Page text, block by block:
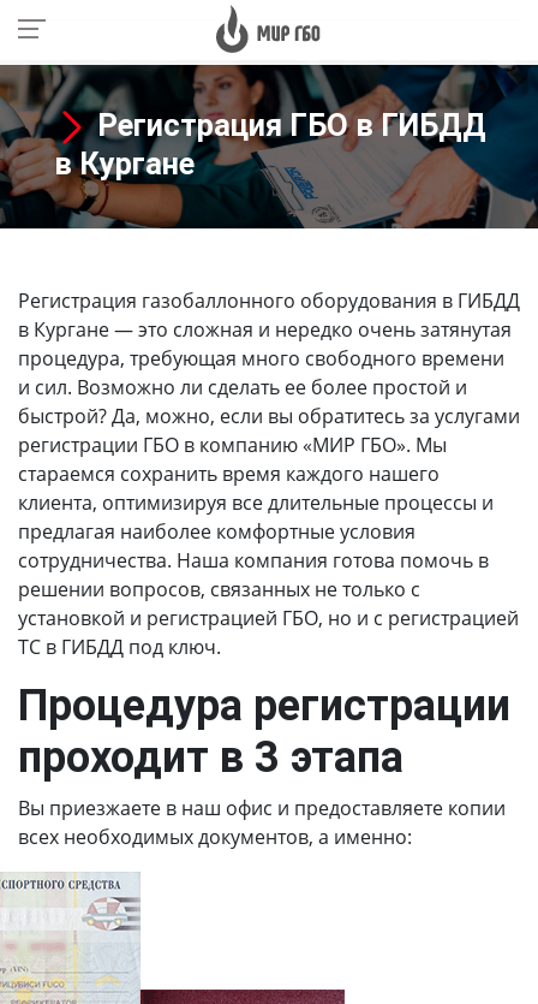
Регистрация ГБО в ГИБДД
в Кургане
Регистрация газобаллонного оборудования в ГИБДД
в Кургане— это сложная и нередко очень затянутая
процедура, требующая много свободного времени
и сил. Возможно ли сделать ее более простой и
быстрой? Да, можно, если вы обратитесь за услугами
регистрации ГБО в компанию «МИР ГБО». Мы
стараемся сохранить время каждого нашего
клиента, оптимизируя все длительные процессы и
предлагая наиболее комфортные условия
сотрудничества. Наша компания готова помочь в
решении вопросов, связанных не только с
установкой и регистрацией ГБО, но и с регистрацией
ТС в ГИБДД под ключ.
Процедура регистрации
проходит в 3 этапа
Вы приезжаете в наш офис и предоставляете копии
всех необходимых документов, а именно: